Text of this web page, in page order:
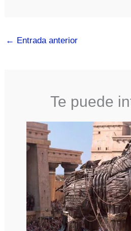
← Entrada anterior
Te puede